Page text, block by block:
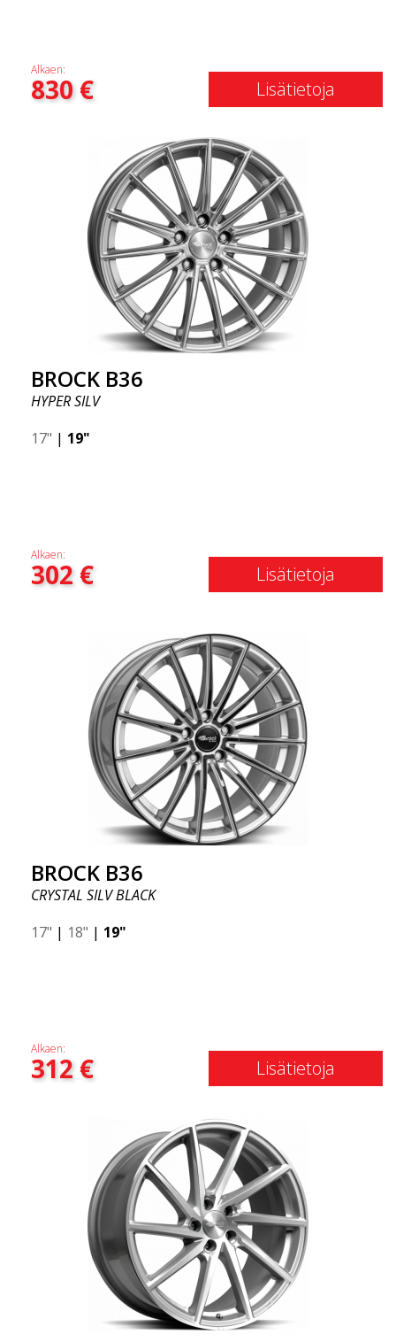
Alkaen:
830€ Lisätietoja
BROCK B36
HYPER SILV
17" | 19"
Alkaen:
302€ Lisätietoja
BROCK B36
CRYSTAL SILV BLACK
17" | 18" | 19"
Alkaen:
312€ Lisätietoja